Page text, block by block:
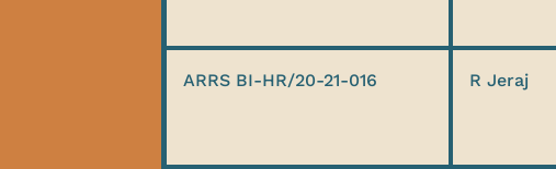
ARRS BI-HR/20-21-016 R Jeraj